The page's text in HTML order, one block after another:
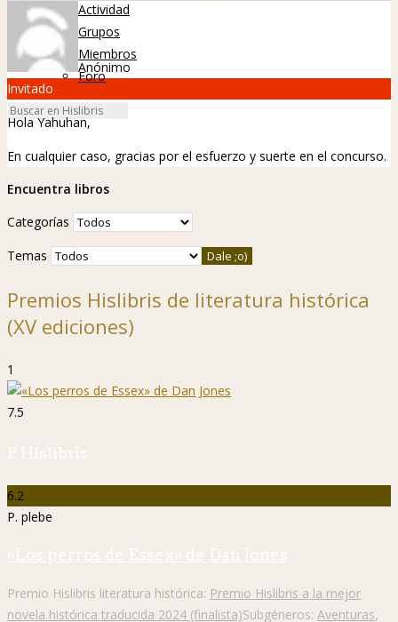
Actividad
Grupos
Miembros
Foro
Anónimo
Invitado
Hola Yahuhan,
En cualquier caso, gracias por el esfuerzo y suerte en el concurso.
Encuentra libros
Categorías
Temas
Premios Hislibris de literatura histórica
(XV ediciones)
1
7.5
P. Hislibris
6.2
P. plebe
«Los perros de Essex» de Dan Jones
Premio Hislibris literatura histórica: Premio Hislibris a la mejor
novela histórica traducida 2024 (finalista)Subgéneros: Aventuras,